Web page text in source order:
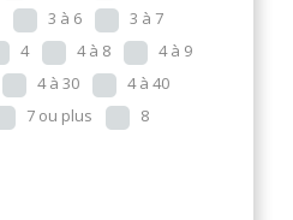
3 à 6
3 à 7
4 4 à 8
4 à 9
4 à 30
4 à 40
7 ou plus 8